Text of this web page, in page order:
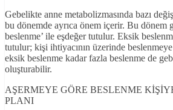
Gebelikte anne metabolizmasında bazı
bu dönemde ayrıca önem içerir. Bu dönem
beslenme’ ile eşdeğer tutulur. Eksik
tutulur; kişi ihtiyacının üzerinde
eksik beslenme kadar fazla beslenme de
oluşturabilir.
AŞERMEYE GÖRE BESLENME
PLANI